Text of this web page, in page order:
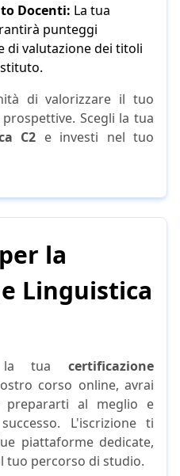
Docenti: La tua
punteggi
di valutazione dei titoli
di valorizzare il tuo
Scegli la tua
C2 e investi nel tuo
la
Linguistica
la tua certificazione
corso online, avrai
al meglio e
L'iscrizione ti
piattaforme dedicate,
tuo percorso di studio.